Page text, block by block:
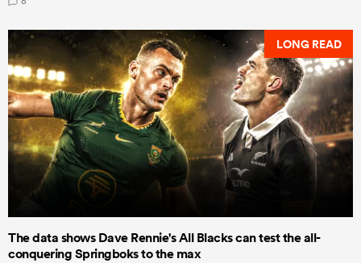
LONG READ
The data shows Dave Rennie's All Blacks can test the all-
conquering Springboks to the max